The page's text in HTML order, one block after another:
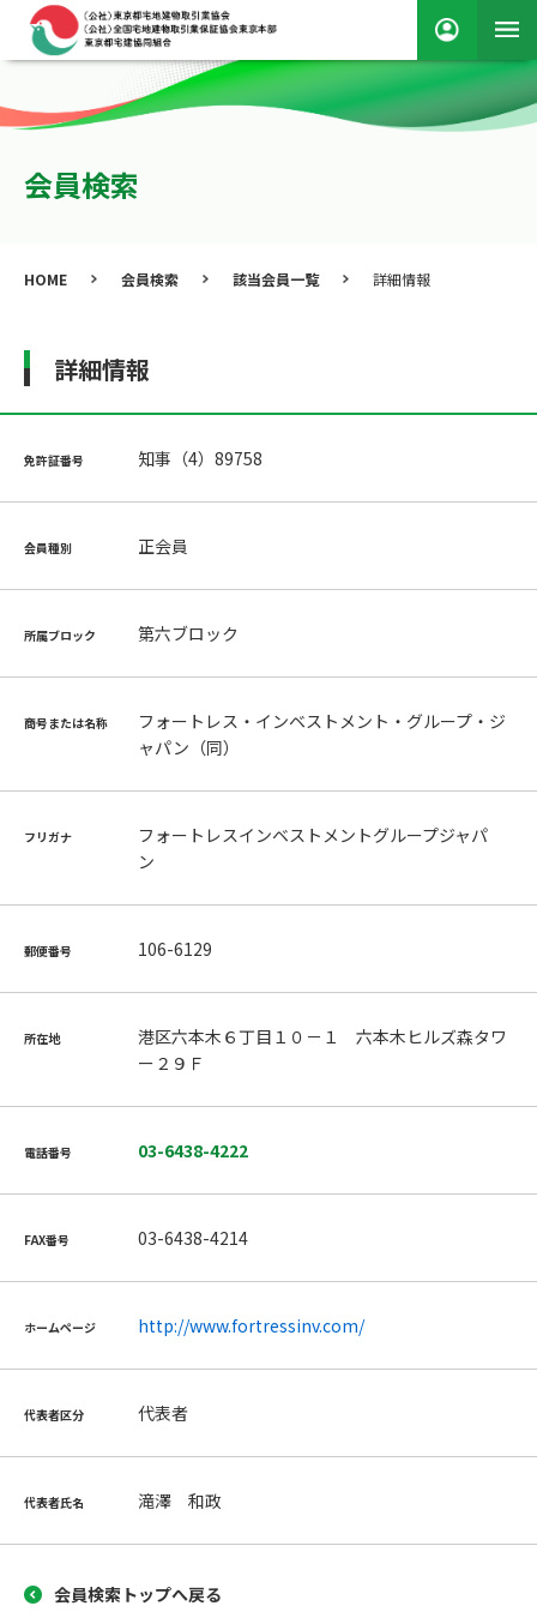
会員検索
HOME 会員検索 該当会員一覧 詳細情報
詳細情報
免許証番号 知事（4）89758
会員種別 正会員
所属ブロック 第六ブロック
商号または名称
フォートレス・インベストメント・グループ・ジ
ャパン（同）
フリガナ
フォートレスインベストメントグループジャパ
ン
郵便番号 106-6129
所在地
港区六本木６丁目１０－１ 六本木ヒルズ森タワ
ー２９Ｆ
電話番号 03-6438-4222
FAX番号 03-6438-4214
ホームページ http://www.fortressinv.com/
代表者区分 代表者
代表者氏名 滝澤 和政
会員検索トップへ戻る